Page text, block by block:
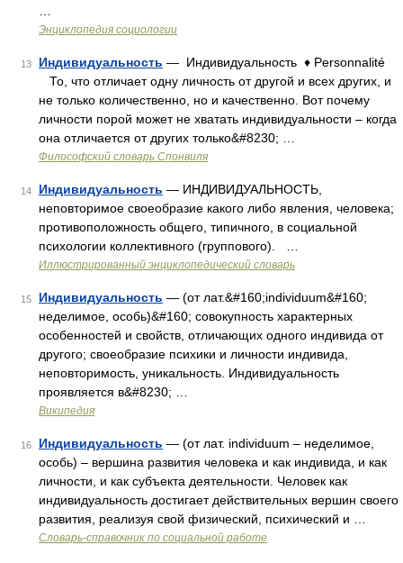
Энциклопедия социологии
13 Индивидуальность — Индивидуальность ♦ Personnalité
То, что отличает одну личность от другой и всех других, и
не только количественно, но и качественно. Вот почему
личности порой может не хватать индивидуальности – когда
она отличается от других только&#8230; …
Философский словарь Спонвиля
14 Индивидуальность — ИНДИВИДУАЛЬНОСТЬ,
неповторимое своеобразие какого либо явления, человека;
противоположность общего, типичного, в социальной
психологии коллективного (группового). …
Иллюстрированный энциклопедический словарь
15 Индивидуальность — (от лат.&#160;individuum&#160;
неделимое, особь)&#160; совокупность характерных
особенностей и свойств, отличающих одного индивида от
другого; своеобразие психики и личности индивида,
неповторимость, уникальность. Индивидуальность
проявляется в&#8230; …
Википедия
16 Индивидуальность — (от лат. individuum – неделимое,
особь) – вершина развития человека и как индивида, и как
личности, и как субъекта деятельности. Человек как
индивидуальность достигает действительных вершин своего
развития, реализуя свой физический, психический и …
Словарь-справочник по социальной работе